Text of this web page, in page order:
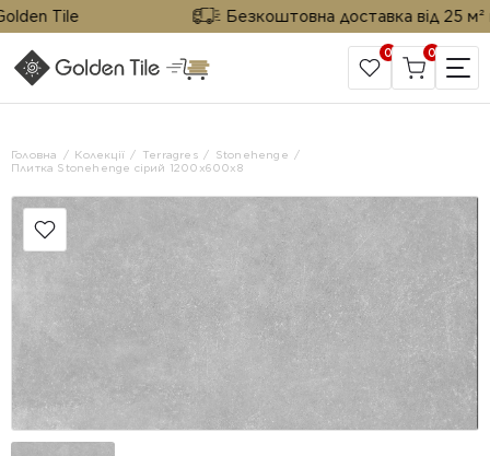
Tile Безкоштовна доставка від 25 м²
САЙТ КОМПАНІЇ
0 0
Головна Колекції Terragres
Stonehenge
Плитка Stonehenge сірий 1200х600х8